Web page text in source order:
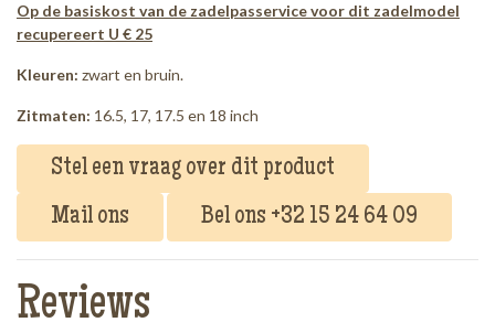
Op de basiskost van de zadelpasservicevoor dit zadelmodel
recupereert U € 25
Kleuren: zwart en bruin.
Zitmaten: 16.5, 17, 17.5 en 18 inch
Stel een vraag over dit product
Mail ons
Bel ons +32 15 24 64 09
Reviews